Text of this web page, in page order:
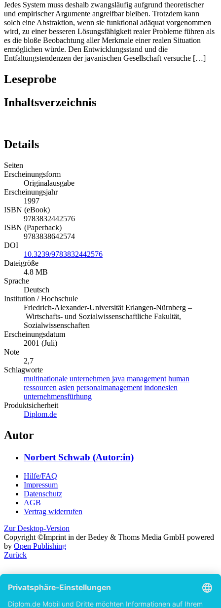
Jedes System muss deshalb zwangsläufig aufgrund theoretischer
und empirischer Argumente angreifbar bleiben. Trotzdem kann
solch eine Abstraktion, wenn sie funktional adäquat vorgenommen
wird, zu einer besseren Lösungsfähigkeit realer Probleme führen als
es die bloße Beobachtung aller Merkmale einer realen Situation
ermöglichen würde. Den Entwicklungsstand und die
Entfaltungstendenzen der javanischen Gesellschaft versuche […]
Leseprobe
Inhaltsverzeichnis
Details
Seiten
Erscheinungsform
Originalausgabe
Erscheinungsjahr
1997
ISBN (eBook)
9783832442576
ISBN (Paperback)
9783838642574
DOI
10.3239/9783832442576
Dateigröße
4.8 MB
Sprache
Deutsch
Institution / Hochschule
Friedrich-Alexander-Universität Erlangen-Nürnberg –
Wirtschafts- und Sozialwissenschaftliche Fakultät,
Sozialwissenschaften
Erscheinungsdatum
2001 (Juli)
Note
2,7
Schlagworte
multinationale unternehmen java management human
ressourcen asien personalmanagement indonesien
unternehmensfürhung
Produktsicherheit
Diplom.de
Autor
Norbert Schwab (Autor:in)
Hilfe/FAQ
Impressum
Datenschutz
AGB
Vertrag widerrufen
Zur Desktop-Version
Copyright ©Imprint in der Bedey & Thoms Media GmbH powered
by Open Publishing
Zurück